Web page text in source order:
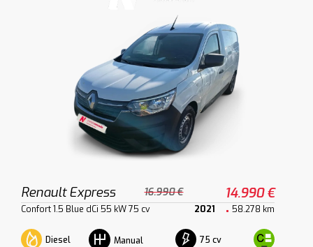
Renault Express 16.990 € 14.990 €
Confort 1.5 Blue dCi 55 kW 75 cv 2021 58.278 km
Diesel Manual 75 cv